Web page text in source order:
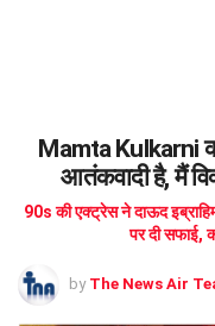
Mamta Kulkarni
आतंकवादी है, मैं
90s की एक्ट्रेस ने दाऊद
पर दी सफाई,
by The News Air